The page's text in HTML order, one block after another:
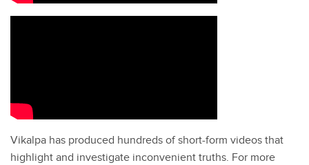
Vikalpa has produced hundreds of short-form videos that
highlight and investigate inconvenient truths. For more